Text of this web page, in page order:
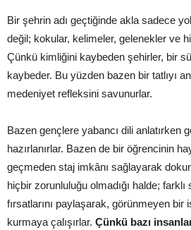
Bir şehrin adı geçtiğinde akla sadece
değil; kokular, kelimeler, gelenekler ve
Çünkü kimliğini kaybeden şehirler, bir
kaybeder. Bu yüzden bazen bir tatlıyı
medeniyet refleksini savunurlar.
Bazen gençlere yabancı dili anlatırken
hazırlanırlar. Bazen de bir öğrencinin
geçmeden staj imkânı sağlayarak
hiçbir zorunluluğu olmadığı halde;
fırsatlarını paylaşarak, görünmeyen bir
kurmaya çalışırlar. Çünkü bazı